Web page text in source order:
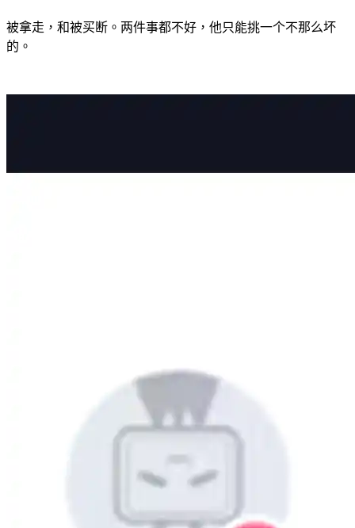
被拿走，和被买断。两件事都不好，他只能挑一个不那么坏
的。